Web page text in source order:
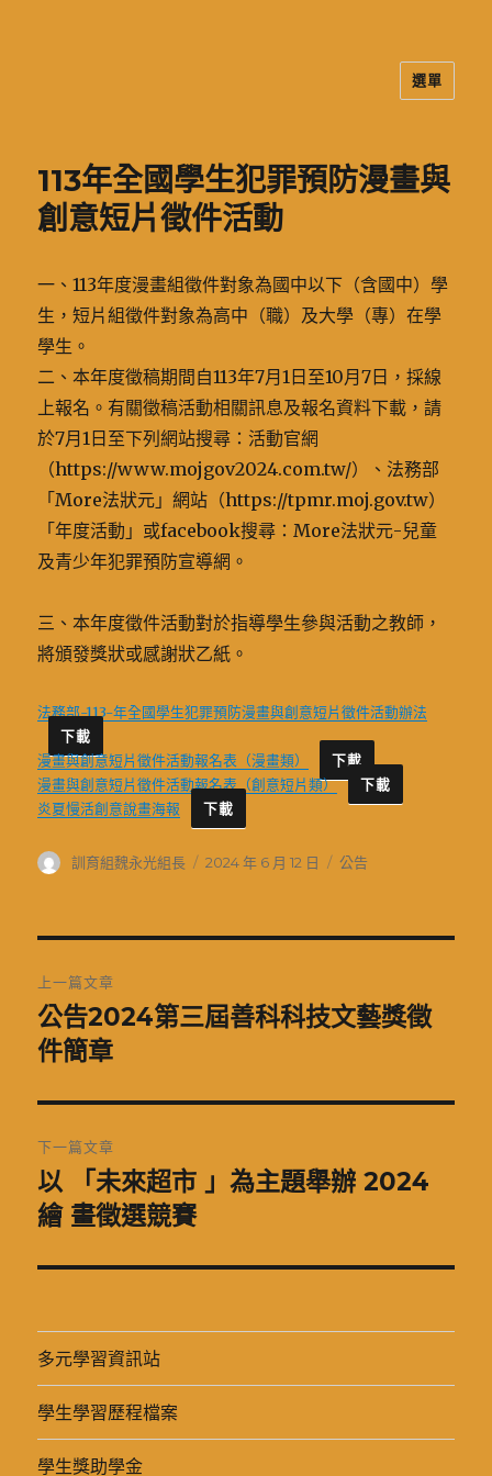
選單
113年全國學生犯罪預防漫畫與
創意短片徵件活動
一、113年度漫畫組徵件對象為國中以下（含國中）學
生，短片組徵件對象為高中（職）及大學（專）在學
學生。
二、本年度徵稿期間自113年7月1日至10月7日，採線
上報名。有關徵稿活動相關訊息及報名資料下載，請
於7月1日至下列網站搜尋：活動官網
（https://www.mojgov2024.com.tw/）、法務部
「More法狀元」網站（https://tpmr.moj.gov.tw）
「年度活動」或facebook搜尋：More法狀元-兒童
及青少年犯罪預防宣導網。
三、本年度徵件活動對於指導學生參與活動之教師，
將頒發獎狀或感謝狀乙紙。
法務部-113-年全國學生犯罪預防漫畫與創意短片徵件活動辦法
下載
漫畫與創意短片徵件活動報名表（漫畫類） 下載
漫畫與創意短片徵件活動報名表（創意短片類） 下載
炎夏慢活創意說畫海報 下載
作
訓育組魏永光組長
發
2024 年 6 月 12 日
分
公告
章
導
覽
上一篇文章
上
一
文
章:
公告2024第三屆善科科技文藝獎徵
件簡章
下一篇文章
下
一
文
以 「未來超市 」為主題舉辦 2024
繪 畫徵選競賽
多元學習資訊站
學生學習歷程檔案
學生獎助學金